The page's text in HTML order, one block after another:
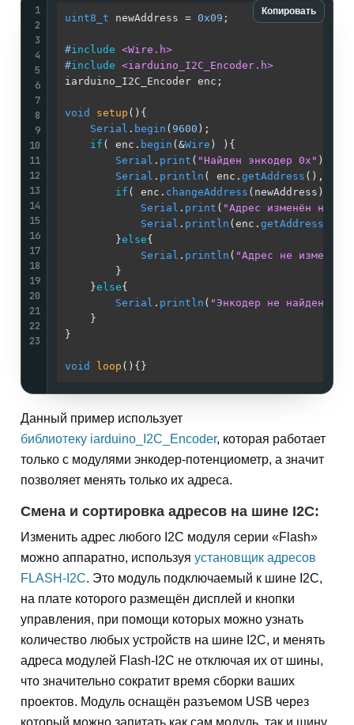
Копировать
1
2
3
4
5
6
7
8
9
10
11
12
13
14
15
16
17
18
19
20
21
22
23
uint8_t newAddress = 0x09
#include <Wire.h>
#include <iarduino_I2C_Encoder.h>
iarduino_I2C_Encoder
void setup ()
Serial . begin ( 9600
if ( enc. begin (&Wire )
Serial . print ( "Найден энкодер 0x"
Serial . println ( enc. getAddress (),
if ( enc. changeAddress
Serial . print ( "Адрес изменён на
Serial . println (enc. getAddress
        }
else
Serial . println ( "Адрес не
    }
else
Serial . println ( "Энкодер не найден!"
void loop ()
Данный пример использует
библиотеку iarduino_I2C_Encoder, которая работает
только с модулями энкодер-потенциометр, а значит
позволяет менять только их адреса.
Смена и сортировка адресов на шине I2C:
Изменить адрес любого I2C модуля серии «Flash»
можно аппаратно, используя установщик адресов
FLASH-I2C. Это модуль подключаемый к шине I2C,
на плате которого размещён дисплей и кнопки
управления, при помощи которых можно узнать
количество любых устройств на шине I2C, и менять
адреса модулей Flash-I2C не отключая их от шины,
что значительно сократит время сборки ваших
проектов. Модуль оснащён разъемом USB через
который можно запитать как сам модуль, так и шину